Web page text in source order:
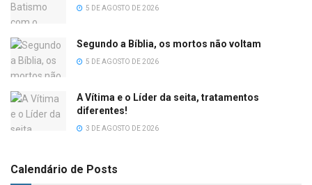
5 DE AGOSTO DE 2026
Segundo a Bíblia, os mortos não voltam
5 DE AGOSTO DE 2026
A Vítima e o Líder da seita, tratamentos
diferentes!
3 DE AGOSTO DE 2026
Calendário de Posts